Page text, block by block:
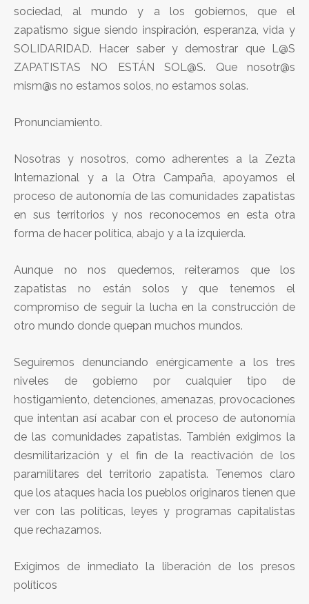
sociedad, al mundo y a los gobiernos, que el
zapatismo sigue siendo inspiración, esperanza, vida y
SOLIDARIDAD. Hacer saber y demostrar que L@S
ZAPATISTAS NO ESTÁN SOL@S. Que nosotr@s
mism@s no estamos solos, no estamos solas.
Pronunciamiento.
Nosotras y nosotros, como adherentes a la Zezta
Internazional y a la Otra Campaña, apoyamos el
proceso de autonomía de las comunidades zapatistas
en sus territorios y nos reconocemos en esta otra
forma de hacer política, abajo y a la izquierda.
Aunque no nos quedemos, reiteramos que los
zapatistas no están solos y que tenemos el
compromiso de seguir la lucha en la construcción de
otro mundo donde quepan muchos mundos.
Seguiremos denunciando enérgicamente a los tres
niveles de gobierno por cualquier tipo de
hostigamiento, detenciones, amenazas, provocaciones
que intentan así acabar con el proceso de autonomía
de las comunidades zapatistas. También exigimos la
desmilitarización y el fin de la reactivación de los
paramilitares del territorio zapatista. Tenemos claro
que los ataques hacia los pueblos originaros tienen que
ver con las políticas, leyes y programas capitalistas
que rechazamos.
Exigimos de inmediato la liberación de los presos
políticos